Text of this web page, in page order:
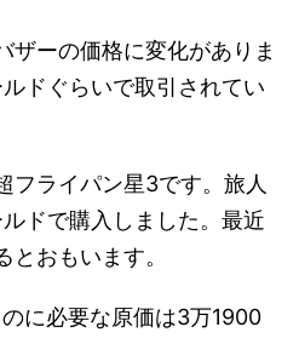
ザーの価格に変化がありま
ドぐらいで取引されてい
フライパン星3です。旅人
ドで購入しました。最近
おもいます。
に必要な原価は3万1900